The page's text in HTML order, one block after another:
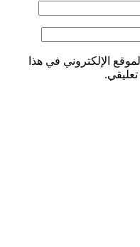
الإلكتروني في هذا